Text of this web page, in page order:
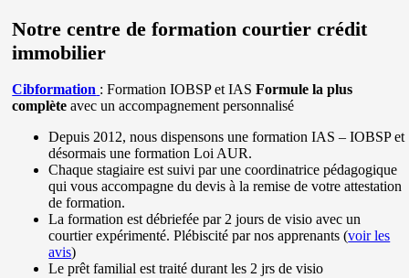
Notre centre de formation courtier crédit
immobilier
Cibformation : Formation IOBSP et IASFormule la plus
complète avec un accompagnement personnalisé
Depuis 2012, nous dispensons une formation IAS – IOBSP et
désormais une formation Loi AUR.
Chaque stagiaire est suivi par une coordinatrice pédagogique
qui vous accompagne du devis à la remise de votre attestation
de formation.
La formation est débriefée par 2 jours de visio avec un
courtier expérimenté. Plébiscité par nos apprenants (voir les
avis)
Le prêt familial est traité durant les 2 jrs de visio